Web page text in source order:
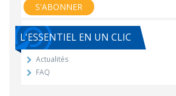
L'ESSENTIEL EN UN CLIC
Actualités
FAQ